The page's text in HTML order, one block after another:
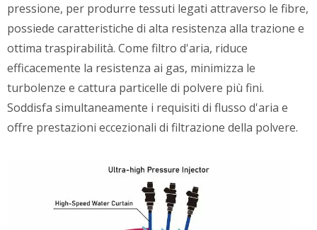
pressione, per produrre tessuti legati attraverso le fibre,
possiede caratteristiche di alta resistenza alla trazione e
ottima traspirabilità. Come filtro d'aria, riduce
efficacemente la resistenza ai gas, minimizza le
turbolenze e cattura particelle di polvere più fini.
Soddisfa simultaneamente i requisiti di flusso d'aria e
offre prestazioni eccezionali di filtrazione della polvere.